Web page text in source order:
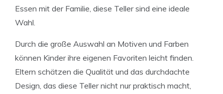
Essen mit der Familie, diese Teller sind eine ideale
Wahl.
Durch die große Auswahl an Motiven und Farben
können Kinder ihre eigenen Favoriten leicht finden.
Eltern schätzen die Qualität und das durchdachte
Design, das diese Teller nicht nur praktisch macht,